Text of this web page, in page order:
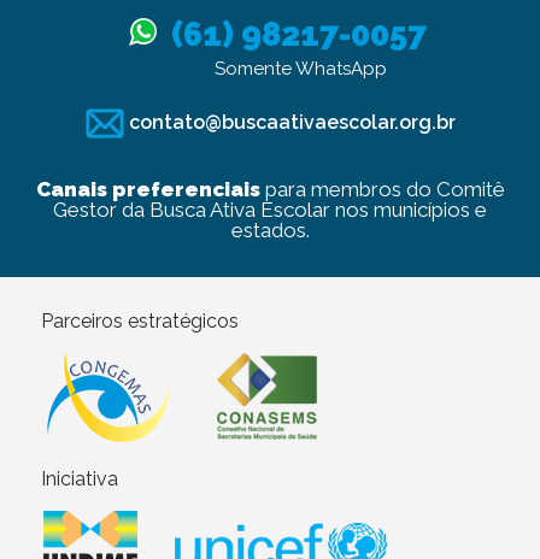
(61) 98217-0057
Somente WhatsApp
contato@buscaativaescolar.org.br
Canais preferenciaispara membros do Comitê
Gestor da Busca Ativa Escolar nos municípios e
estados.
Parceiros estratégicos
Iniciativa